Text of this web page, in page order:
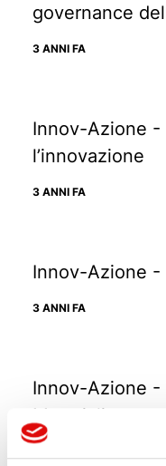
governance
3 ANNI FA
Innov-Azione -
l’innovazione
3 ANNI FA
Innov-Azione -
3 ANNI FA
Innov-Azione -
Materiali